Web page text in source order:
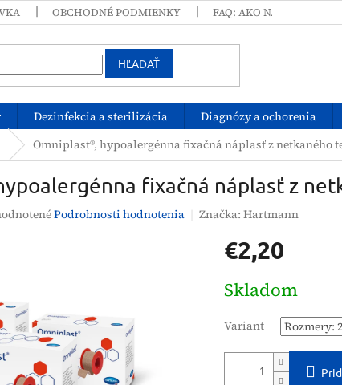
OBCHODNÉ PODMIENKY FAQ: AKO NAKUPOVAŤ?
HĽADAŤ
Dezinfekcia a sterilizácia Diagnózy a ochorenia
Omniplast®, hypoalergénna fixačná náplasť z netkaného
fixačná náplasť z
Podrobnosti hodnotenia Značka: Hartmann
€2,20
cena:
Skladom
Variant